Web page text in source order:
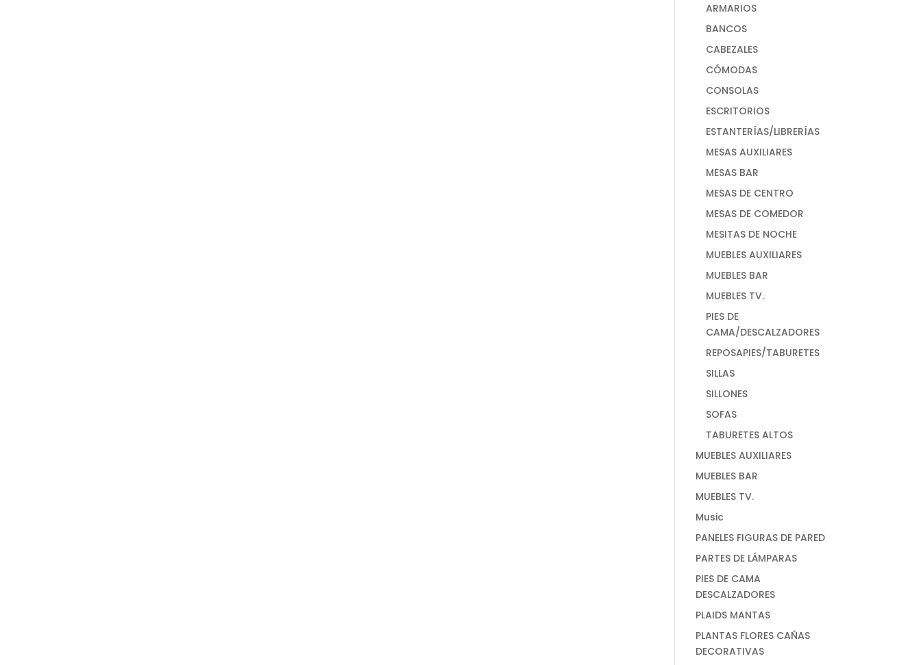
ARMARIOS
BANCOS
CABEZALES
CÓMODAS
CONSOLAS
ESCRITORIOS
ESTANTERÍAS/LIBRERÍAS
MESAS AUXILIARES
MESAS BAR
MESAS DE CENTRO
MESAS DE COMEDOR
MESITAS DE NOCHE
MUEBLES AUXILIARES
MUEBLES BAR
MUEBLES TV.
PIES DE
CAMA/DESCALZADORES
REPOSAPIES/TABURETES
SILLAS
SILLONES
SOFAS
TABURETES ALTOS
MUEBLES AUXILIARES
MUEBLES BAR
MUEBLES TV.
Music
PANELES FIGURAS DE PARED
PARTES DE LÁMPARAS
PIES DE CAMA
DESCALZADORES
PLAIDS MANTAS
PLANTAS FLORES CAÑAS
DECORATIVAS